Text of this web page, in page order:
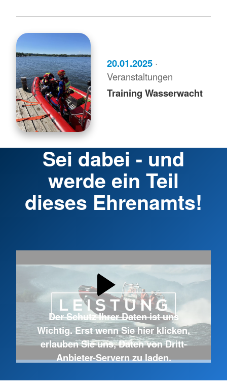
20.01.2025 ·
Veranstaltungen
Training Wasserwacht
Sei dabei - und
werde ein Teil
dieses Ehrenamts!
Der Schutz Ihrer Daten ist uns
Wichtig. Erst wenn Sie hier klicken,
erlauben Sie uns, Daten von Dritt-
Anbieter-Servern zu laden.